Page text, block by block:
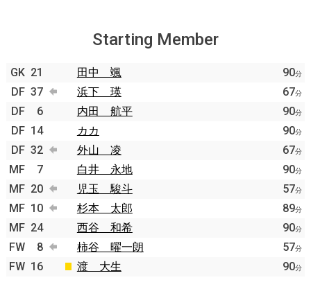
Starting Member
GK 21 田中 颯 90分
DF 37 浜下 瑛 67分
DF 6 内田 航平 90分
DF 14 カカ 90分
DF 32 外山 凌 67分
MF 7 白井 永地 90分
MF 20 児玉 駿斗 57分
MF 10 杉本 太郎 89分
MF 24 西谷 和希 90分
FW 8 柿谷 曜一朗 57分
FW 16 渡 大生 90分